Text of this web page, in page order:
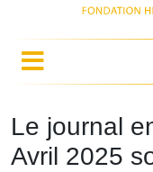
Le journal
Avril 2025